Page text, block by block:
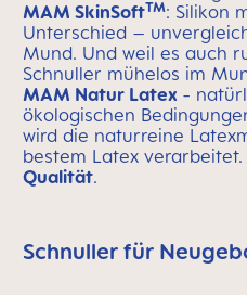
MAM SkinSoftTM: Silikon
Unterschied –
Mund. Und weil es auch
Schnuller mühelos im
MAM Natur Latex -
ökologischen
wird die naturreine
bestem Latex verarbeitet.
Qualität.
Schnuller für